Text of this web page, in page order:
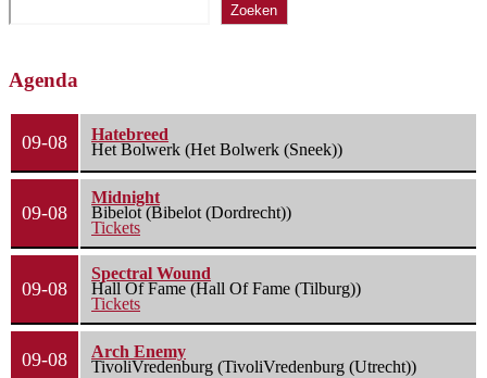
Zoeken
Agenda
09-08
Hatebreed
Het Bolwerk (Het Bolwerk (Sneek))
09-08
Midnight
Bibelot (Bibelot (Dordrecht))
Tickets
09-08
Spectral Wound
Hall Of Fame (Hall Of Fame (Tilburg))
Tickets
09-08
Arch Enemy
TivoliVredenburg (TivoliVredenburg (Utrecht))